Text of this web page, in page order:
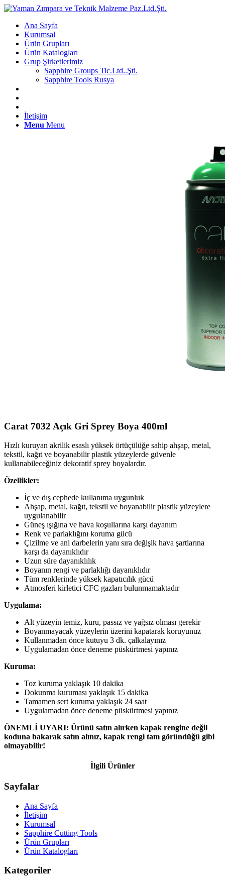
Ana Sayfa
Kurumsal
Ürün Grupları
Ürün Katalogları
Grup Şirketlerimiz
Sapphire Groups Tic.Ltd..Şti.
Sapphire Tools Rusya
İletişim
Menu Menu
Carat 7032 Açık Gri Sprey Boya 400ml
Hızlı kuruyan akrilik esaslı yüksek örtüçülüğe sahip ahşap, metal,
tekstil, kağıt ve boyanabilir plastik yüzeylerde güvenle
kullanabileceğiniz dekoratif sprey boyalardır.
Özellikler:
İç ve dış cephede kullanıma uygunluk
Ahşap, metal, kağıt, tekstil ve boyanabilir plastik yüzeylere
uygulanabilir
Güneş ışığına ve hava koşullarına karşı dayanım
Renk ve parlaklığını koruma gücü
Çizilme ve ani darbelerin yanı sıra değişik hava şartlarına
karşı da dayanıklıdır
Uzun süre dayanıklılık
Boyanın rengi ve parlaklığı dayanıklıdır
Tüm renklerinde yüksek kapatıcılık gücü
Atmosferi kirletici CFC gazları bulunmamaktadır
Uygulama:
Alt yüzeyin temiz, kuru, passız ve yağsız olması gerekir
Boyanmayacak yüzeylerin üzerini kapatarak koruyunuz
Kullanmadan önce kutuyu 3 dk. çalkalayınız
Uygulamadan önce deneme püskürtmesi yapınız
Kuruma:
Toz kuruma yaklaşık 10 dakika
Dokunma kuruması yaklaşık 15 dakika
Tamamen sert kuruma yaklaşık 24 saat
Uygulamadan önce deneme püskürtmesi yapınız
ÖNEMLİ UYARI: Ürünü satın alırken kapak rengine değil
koduna bakarak satın alınız, kapak rengi tam göründüğü gibi
olmayabilir!
İlgili Ürünler
Sayfalar
Ana Sayfa
İletişim
Kurumsal
Sapphire Cutting Tools
Ürün Grupları
Ürün Katalogları
Kategoriler